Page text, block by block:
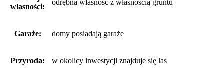
własności:
odrębna własność z własnością gruntu
Garaże: domy posiadają garaże
Przyroda: w okolicy inwestycji znajduje się las